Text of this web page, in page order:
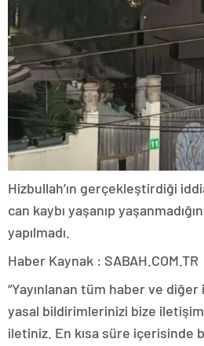
Hizbullah’ın gerçekleştirdiği
can kaybı yaşanıp
yapılmadı.
Haber Kaynak : SABAH.COM.TR
“Yayınlanan tüm haber ve
yasal bildirimlerinizi bize
iletiniz. En kısa süre içerisinde